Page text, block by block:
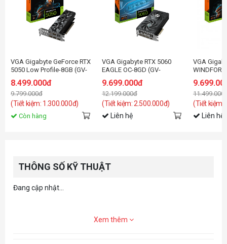
VGA Gigabyte GeForce RTX
5050 Low Profile-8GB (GV-
8.499.000đ
9.799.000đ
(Tiết kiệm: 1.300.000đ)
Còn hàng
VGA Gigabyte RTX 5060
EAGLE OC-8GD (GV-
9.699.000đ
12.199.000đ
(Tiết kiệm: 2.500.000đ)
Liên hệ
VGA
(Tiết kiệm:
Liên hệ
THÔNG SỐ KỸ THUẬT
Đang cập nhật...
Xem thêm